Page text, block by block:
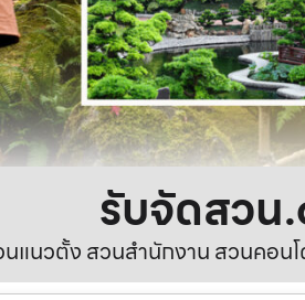
รับจัดสวน
แนวตั้ง สวนสำนักงาน สวนคอน